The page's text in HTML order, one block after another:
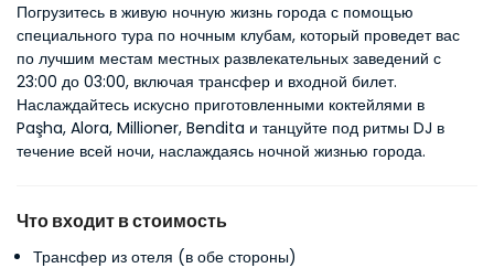
Погрузитесь в живую ночную жизнь города с помощью
специального тура по ночным клубам, который проведет вас
по лучшим местам местных развлекательных заведений с
23:00 до 03:00, включая трансфер и входной билет.
Наслаждайтесь искусно приготовленными коктейлями в
Paşha, Alora, Millioner, Bendita и танцуйте под ритмы DJ в
течение всей ночи, наслаждаясь ночной жизнью города.
Что входит в стоимость
Трансфер из отеля (в обе стороны)